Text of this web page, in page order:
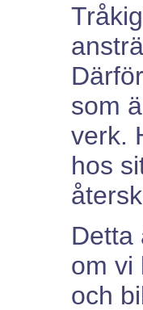
som
verk.
hos
Detta
om vi
och